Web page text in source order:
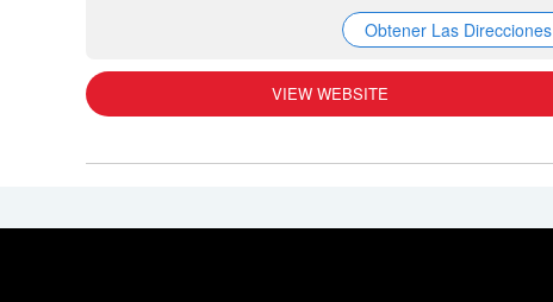
Obtener Las Direcciones
VIEW WEBSITE